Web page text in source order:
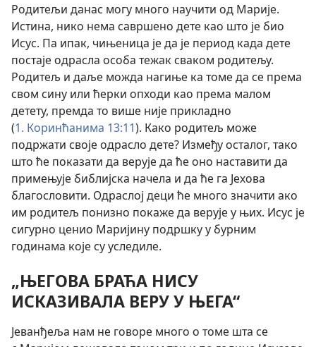
Родитељи данас могу много научити од Марије.
Истина, нико нема савршено дете као што је био
Исус. Па ипак, чињеница је да је период када дете
постаје одрасла особа тежак сваком родитељу.
Родитељ и даље можда нагиње ка томе да се према
свом сину или ћерки опходи као према малом
детету, премда то више није прикладно
(1. Коринћанима 13:11). Како родитељ може
подржати своје одрасло дете? Између осталог, тако
што ће показати да верује да ће оно наставити да
примењује библијска начела и да ће га Јехова
благословити. Одраслој деци ће много значити ако
им родитељ понизно покаже да верује у њих. Исус је
сигурно ценио Маријину подршку у бурним
годинама које су уследиле.
„ЊЕГОВА БРАЋА НИСУ
ИСКАЗИВАЛА ВЕРУ У ЊЕГА“
Јеванђеља нам не говоре много о томе шта се